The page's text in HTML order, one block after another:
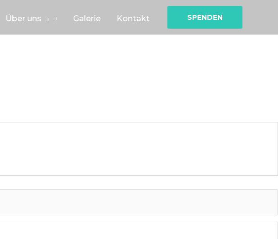
Über uns Galerie Kontakt SPENDEN